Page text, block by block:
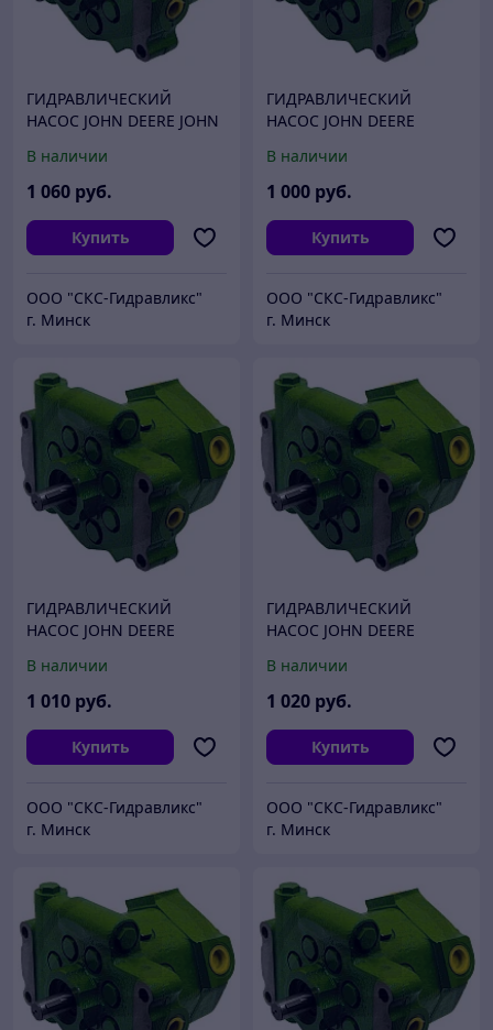
ГИДРАВЛИЧЕСКИЙ
НАСОС JOHN DEERE JOHN
REXROTH R986110935
В наличии
1 060 руб.
Купить
ООО "СКС-Гидравликс"
г. Минск
ГИДРАВЛИЧЕСКИЙ
НАСОС JOHN DEERE
(RE258468/RE258468/RE56
3717/PG201104)
В наличии
1 000 руб.
Купить
ООО "СКС-Гидравликс"
г. Минск
ГИДРАВЛИЧЕСКИЙ
НАСОС JOHN DEERE
В наличии
1 010 руб.
Купить
ООО "СКС-Гидравликс"
г. Минск
ГИДРАВЛИЧЕСКИЙ
НАСОС JOHN DEERE
В наличии
1 020 руб.
Купить
ООО "СКС-Гидравликс"
г. Минск